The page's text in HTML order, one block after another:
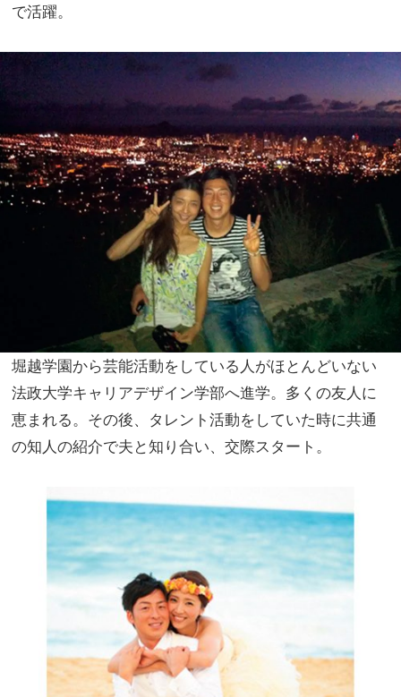
で活躍。
堀越学園から芸能活動をしている人がほとんどいない
法政大学キャリアデザイン学部へ進学。多くの友人に
恵まれる。その後、タレント活動をしていた時に共通
の知人の紹介で夫と知り合い、交際スタート。